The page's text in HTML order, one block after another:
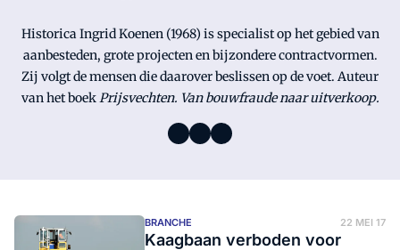
Historica Ingrid Koenen (1968) is specialist op het gebied van
aanbesteden, grote projecten en bijzondere contractvormen.
Zij volgt de mensen die daarover beslissen op de voet. Auteur
van het boekPrijsvechten. Van bouwfraude naar uitverkoop.
BRANCHE 22 MEI 17
Kaagbaan verboden voor